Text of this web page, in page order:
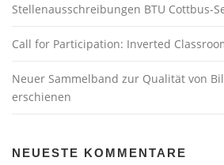
Stellenausschreibungen BTU Cottbus-
Call for Participation: Inverted
Neuer Sammelband zur Qualität von
erschienen
NEUESTE KOMMENTARE